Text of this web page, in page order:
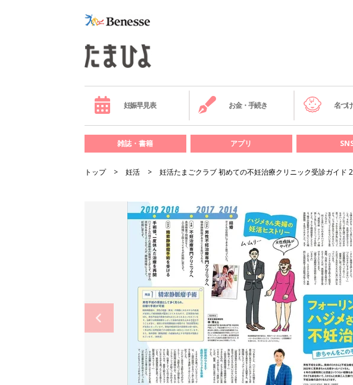
妊娠早見表 お金・手続き 名づけ
雑誌・書籍 アプリ
トップ 妊活 妊活たまごクラブ 初めての不妊治療クリニック受診ガイ